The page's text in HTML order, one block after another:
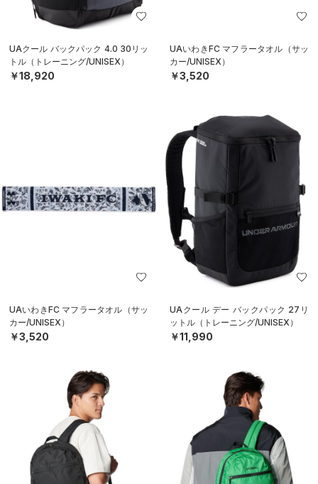
UAクール バックパック 4.0 30リッ
トル（トレーニング/UNISEX）
￥18,920
UAいわきFC マフラータオル（サッ
カー/UNISEX）
￥3,520
UAいわきFC マフラータオル（サッ
カー/UNISEX）
￥3,520
UAクール デー バックパック 27リ
ットル（トレーニング/UNISEX）
￥11,990